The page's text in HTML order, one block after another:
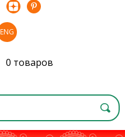
ENG
0 товаров